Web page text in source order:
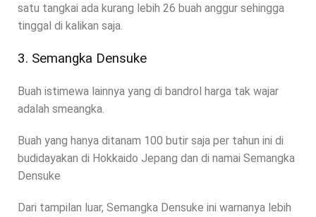
satu tangkai ada kurang lebih 26 buah anggur sehingga
tinggal di kalikan saja.
3. Semangka Densuke
Buah istimewa lainnya yang di bandrol harga tak wajar
adalah smeangka.
Buah yang hanya ditanam 100 butir saja per tahun ini di
budidayakan di Hokkaido Jepang dan di namai Semangka
Densuke
Dari tampilan luar, Semangka Densuke ini warnanya lebih